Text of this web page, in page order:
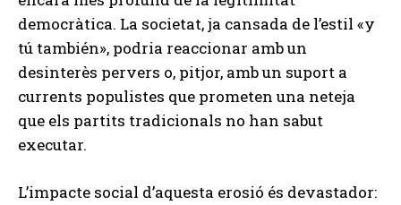
democràtica. La societat, ja cansada de l’estil «y
tú también», podria reaccionar amb un
desinterès pervers o, pitjor, amb un suport a
currents populistes que prometen una neteja
que els partits tradicionals no han sabut
executar.
L’impacte social d’aquesta erosió és devastador: